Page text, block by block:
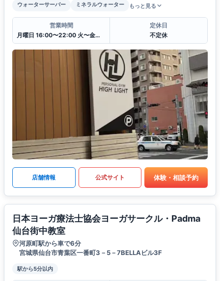
ウォーターサーバー
ミネラルウォーター もっと見る
営業時間
月曜日 16:00〜22:00 火〜金曜日8:00〜22:00 土・日 7:00〜21:00
定休日
不定休
店舗情報 公式サイト 体験・相談予約
日本ヨーガ療法士協会ヨーガサークル・Padma
仙台街中教室
河原町駅から車で6分
宮城県仙台市青葉区一番町3－5－7BELLAビル3F
駅から5分以内